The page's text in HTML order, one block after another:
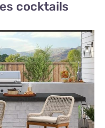
cocktails